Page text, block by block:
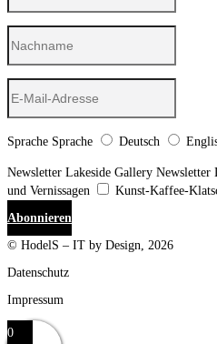
Sprache Sprache Deutsch
Newsletter Lakeside Gallery Newsletter
und Vernissagen
Kunst-Kaffee-
Abonnieren
© HodelS – IT by Design, 2026
Datenschutz
Impressum
0